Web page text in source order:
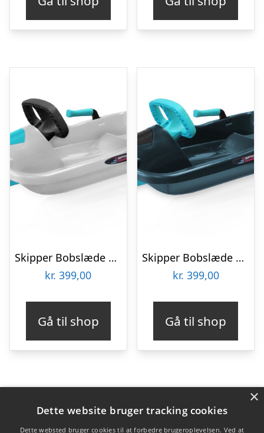
kr. 1.129,00.kr.
Skipper Bobslæde med rat Titan Blue Ice
kr. 399,00
Gå til shop
Skipper Bobslæde med rat Titan Blue
kr. 399,00
Gå til shop
Varekategorier
Produkter
×
Dette website bruger tracking cookies
Dette websted bruger cookies til at forbedre brugeroplevelsen. Ved at